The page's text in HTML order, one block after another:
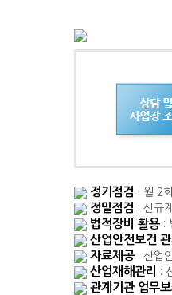
정기점검 : 월 2
정밀점검 : 신규
법적장비 활용 :
산업안전보건
자료제공 : 산업
산업재해관리 :
관계기관 업무